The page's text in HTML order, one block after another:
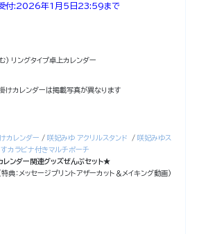
付:2026年1月5日23:59まで
) リングタイプ卓上カレンダー
けカレンダーは掲載写真が異なります
カレンダー / 咲妃みゆ アクリルスタンド / 咲妃みゆス
すカラビナ付きマルチポーチ
ンダー関連グッズぜんぶセット★
特典：メッセージプリントアザーカット＆メイキング動画)